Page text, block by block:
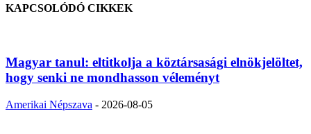
KAPCSOLÓDÓ CIKKEK
Magyar tanul: eltitkolja a köztársasági elnökjelöltet,
hogy senki ne mondhasson véleményt
Amerikai Népszava - 2026-08-05